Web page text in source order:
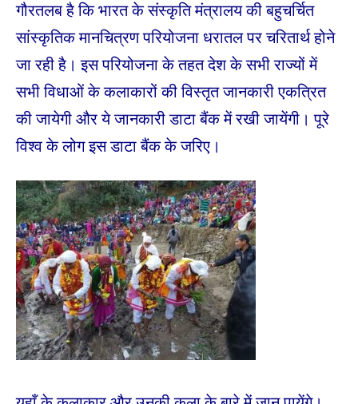
गौरतलब है कि भारत के संस्कृति मंत्रालय की बहुचर्चित
सांस्कृतिक मानचित्रण परियोजना धरातल पर चरितार्थ होने
जा रही है। इस परियोजना के तहत देश के सभी राज्यों में
सभी विधाओं के कलाकारों की विस्तृत जानकारी एकत्रित
की जायेगी और ये जानकारी डाटा बैंक में रखी जायेंगी। पूरे
विश्व के लोग इस डाटा बैंक के जरिए।